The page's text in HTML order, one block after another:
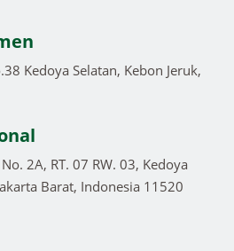
Kedoya Selatan, Kebon Jeruk,
2A, RT. 07 RW. 03, Kedoya
Barat, Indonesia 11520